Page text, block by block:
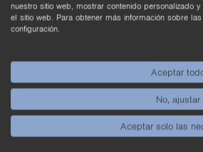
nuestro sitio web, mostrar contenido personalizado
el sitio web. Para obtener más información sobre
configuración.
Aceptar
No, ajustar
Aceptar solo las